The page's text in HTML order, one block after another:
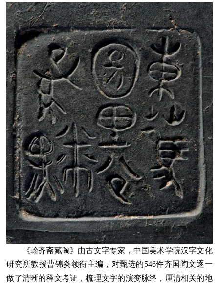
《翰齐斋藏陶》由古文字专家，中国美术学院汉字文化
研究所教授曹锦炎领衔主编，对甄选的546件齐国陶文逐一
做了清晰的释文考证，梳理文字的演变脉络，厘清相关的地